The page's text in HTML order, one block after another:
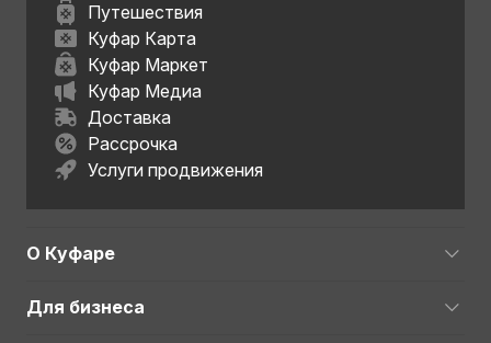
Путешествия
Куфар Карта
Куфар Маркет
Куфар Медиа
Доставка
Рассрочка
Услуги продвижения
О Куфаре
Для бизнеса